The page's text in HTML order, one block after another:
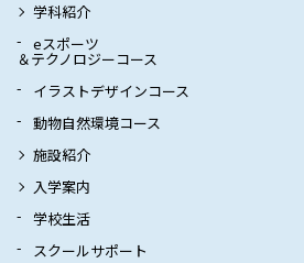
学科紹介
eスポーツ
＆テクノロジーコース
イラストデザインコース
動物自然環境コース
施設紹介
入学案内
学校生活
スクールサポート